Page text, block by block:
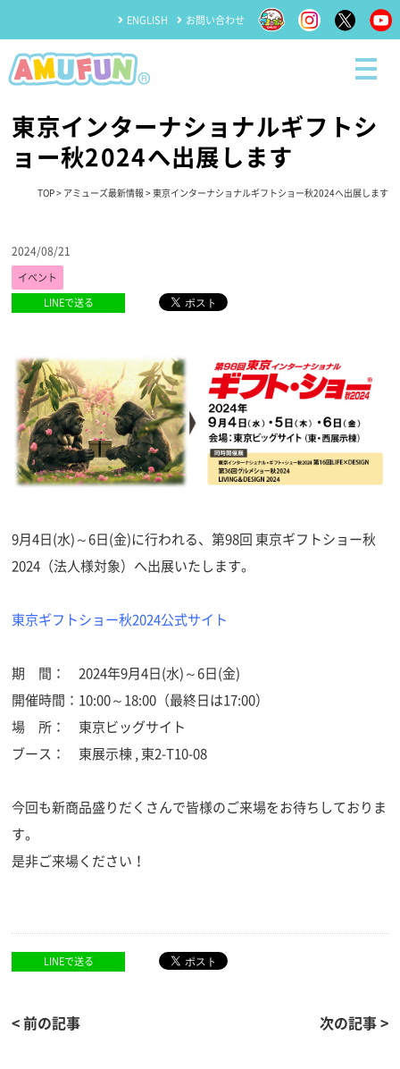
ENGLISH お問い合わせ
東京インターナショナルギフトシ
ョー秋2024へ出展します
TOP> アミューズ最新情報> 東京インターナショナルギフトショー秋2024へ出展します
2024/08/21
イベント
LINEで送る
9月4日(水)～6日(金)に行われる、第98回 東京ギフトショー秋
2024（法人様対象）へ出展いたします。
東京ギフトショー秋2024公式サイト
期 間： 2024年9月4日(水)～6日(金)
開催時間：10:00～18:00（最終日は17:00）
場 所： 東京ビッグサイト
ブース： 東展示棟 , 東2-T10-08
今回も新商品盛りだくさんで皆様のご来場をお待ちしておりま
す。
是非ご来場ください！
LINEで送る
< 前の記事 次の記事 >